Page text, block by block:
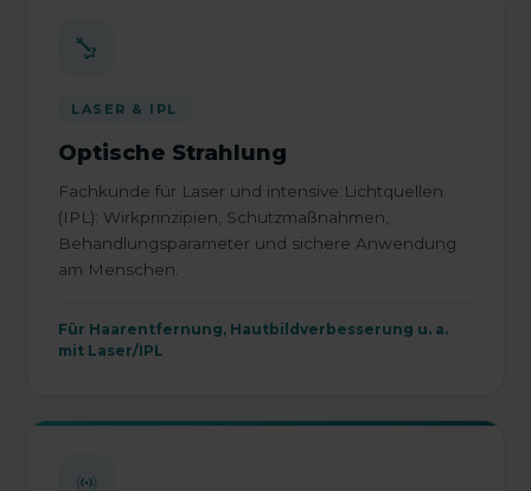
LASER & IPL
Optische Strahlung
Fachkunde für Laser und intensive Lichtquellen
(IPL): Wirkprinzipien, Schutzmaßnahmen,
Behandlungsparameter und sichere Anwendung
am Menschen.
Für Haarentfernung, Hautbildverbesserung u. a.
mit Laser/IPL